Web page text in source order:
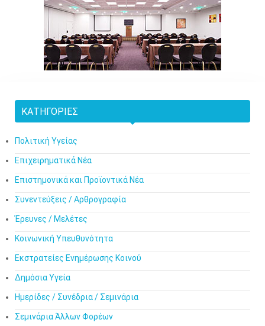
ΚΑΤΗΓΟΡΊΕΣ
Πολιτική Υγείας
Επιχειρηματικά Νέα
Επιστημονικά και Προϊοντικά Νέα
Συνεντεύξεις / Αρθρογραφία
Έρευνες / Μελέτες
Κοινωνική Υπευθυνότητα
Εκστρατείες Ενημέρωσης Κοινού
Δημόσια Υγεία
Ημερίδες / Συνέδρια / Σεμινάρια
Σεμινάρια Άλλων Φορέων